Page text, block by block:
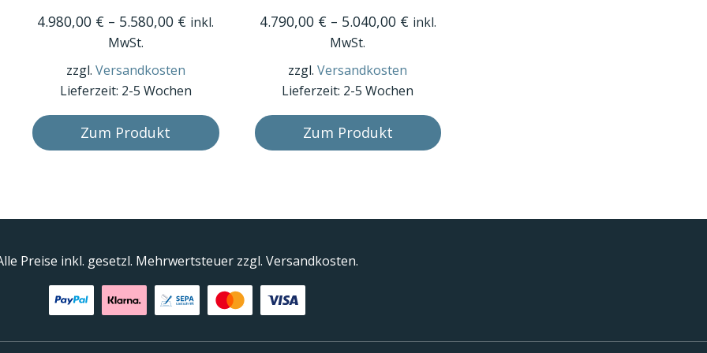
4.980,00 € – 5.580,00 € inkl.
MwSt.
zzgl. Versandkosten
Lieferzeit: 2-5 Wochen
Zum Produkt
weist
Optionen
können
gewählt
4.790,00 € – 5.040,00 € inkl.
MwSt.
zzgl.Versandkosten
Lieferzeit: 2-5 Wochen
Zum Produkt
weist
Optionen
können
gewählt
Preise inkl. gesetzl. Mehrwertsteuer zzgl. Versandkosten.